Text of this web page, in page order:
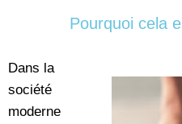
Pourquoi cela
Dans la
société
moderne